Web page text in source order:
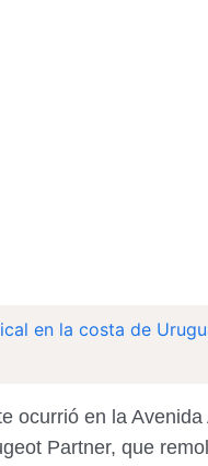
en la costa de
ocurrió en la Avenida
Partner, que